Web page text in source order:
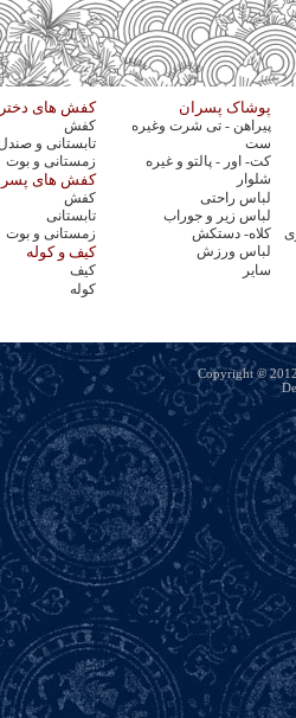
کفش های پوشاک پسران
کفش
پیراهن - تی شرت وغیره
تابستانی و
ست
زمستانی و بوت
کت- اور - پالتو و غیره
کفش های
شلوار
کفش
لباس راحتی
تابستانی
لباس زیر و جوراب
زمستانی و بوت کلاه- دستکش
کیف و کوله لباس ورزش
کیف
سایر
کوله
Copyright ©